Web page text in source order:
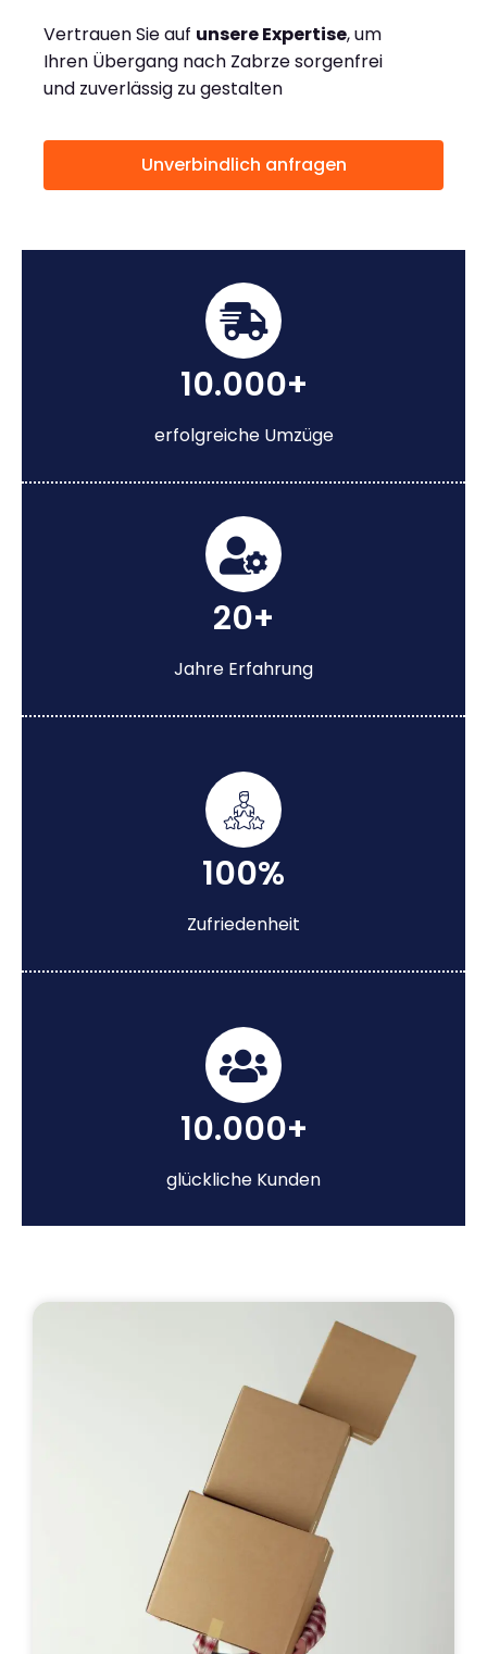
Vertrauen Sie auf unsere Expertise, um
Ihren Übergang nach Zabrze sorgenfrei
und zuverlässig zu gestalten
Unverbindlich anfragen
10.000+
erfolgreiche Umzüge
20+
Jahre Erfahrung
100%
Zufriedenheit
10.000+
glückliche Kunden